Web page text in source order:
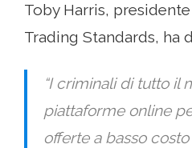
Toby Harris,
Trading Standards, ha
“I criminali di tutto il
piattaforme online
offerte a basso